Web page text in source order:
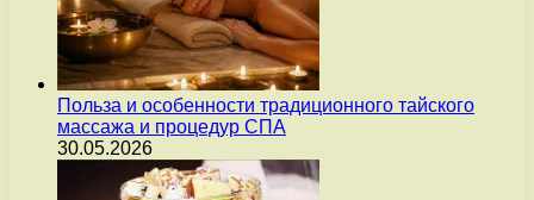
Польза и особенности традиционного тайского
массажа и процедур СПА
30.05.2026